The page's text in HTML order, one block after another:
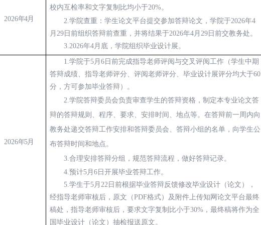
2026年4月
校内互检率和文字复制比均小于20%。
2.学院查重：学生论文平台提交参加答辩论文，学院于2026年4
月 29日前组织答辩前查重，并将结果于2026年4月 29日前交教务处。
3.2026年4月 底，学院组织毕业设计展。
2026年5月
1.学院于5月 6日前完成指导老师评阅与交叉评阅工作（学生中期
答辩成绩、指导老师评分、评阅老师评分、毕业设计展评分均大于60
分，方可参加毕业答辩）。
2.学院答辩委员会负责审查学生的答辩资格，制定本专业论文答
辩的答辩规则、程序、要求、安排时间、地点等。在答辩前一周内向
教务处递交答辩工作安排和答辩委员会、答辩小组的名单，向学生公
布答辩时间和地点。
3.合理安排答辩分组，规范答辩流程，做好答辩记录。
4.预计5月 6日 开展毕业答辩工作。
5.学生于5月 22日前根据毕业答辩反馈修改毕业设计（论文）
，
经指导老师审核后， 原文（PDF格式）及附件上传知网论文平台最终
稿处，指导老师审核后，要求文字复制比小于30%，最终稿将作为全
国毕业设计（论文）抽检报送原文。